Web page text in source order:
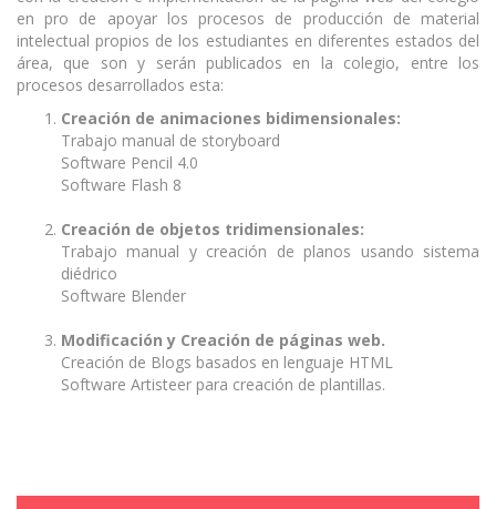
en pro de apoyar los procesos de producción de material
intelectual propios de los estudiantes en diferentes estados del
área, que son y serán publicados en la colegio, entre los
procesos desarrollados esta:
Creación de animaciones bidimensionales:
Trabajo manual de storyboard
Software Pencil 4.0
Software Flash 8
Creación de objetos tridimensionales:
Trabajo manual y creación de planos usando sistema
diédrico
Software Blender
Modificación y Creación de páginas web.
Creación de Blogs basados en lenguaje HTML
Software Artisteer para creación de plantillas.